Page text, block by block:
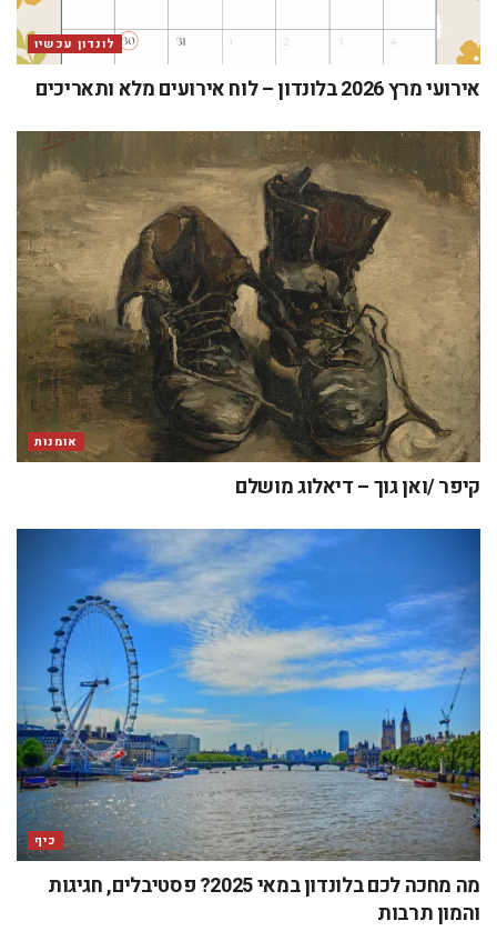
לונדון עכשיו
אירועי מרץ 2026 בלונדון – לוח אירועים מלא ותאריכים
אומנות
קיפר /ואן גוך – דיאלוג מושלם
כיף
מה מחכה לכם בלונדון במאי 2025? פסטיבלים, חגיגות
והמון תרבות